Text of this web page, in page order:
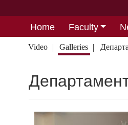
Home Faculty
Video Galleries